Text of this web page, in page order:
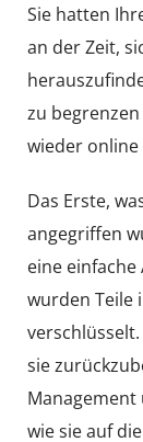
Sie hatten
an der Zeit,
zu
wieder
Das Erste,
angegriffen
eine einfache
wurden Teile
sie
Management
wie sie auf